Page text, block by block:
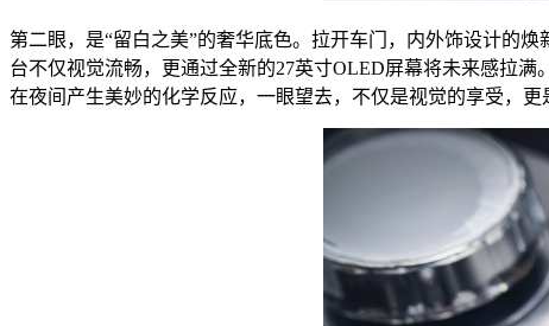
第二眼，是“留白之美”的奢华底色。拉开车门，内外饰设计的
台不仅视觉流畅，更通过全新的27英寸OLED屏幕将未来感拉
在夜间产生美妙的化学反应，一眼望去，不仅是视觉的享受，更